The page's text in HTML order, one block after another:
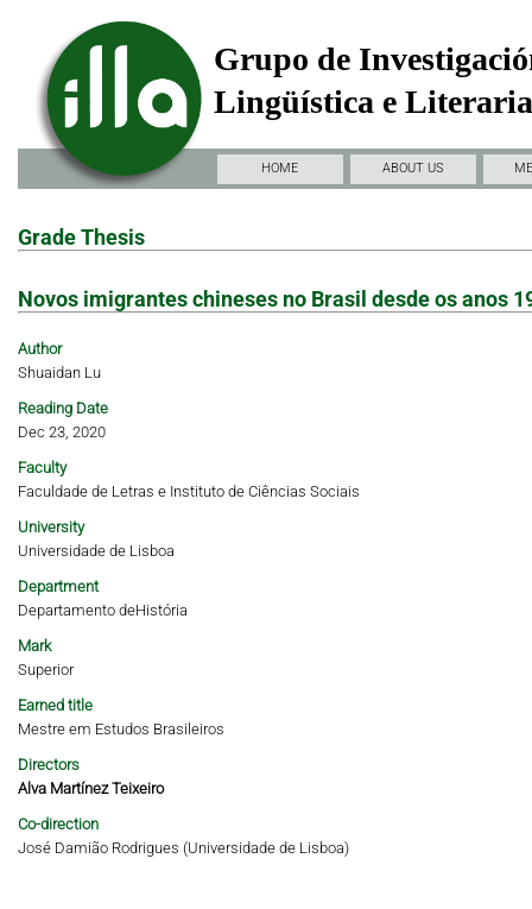
Grupo de
Lingüística e
HOME ABOUT US
Grade Thesis
Novos imigrantes chineses no Brasil desde os anos
Author
Shuaidan Lu
Reading Date
Dec 23, 2020
Faculty
Faculdade de Letras e Instituto de Ciências Sociais
University
Universidade de Lisboa
Department
Departamento deHistória
Mark
Superior
Earned title
Mestre em Estudos Brasileiros
Directors
Alva Martínez Teixeiro
Co-direction
José Damião Rodrigues (Universidade de Lisboa)